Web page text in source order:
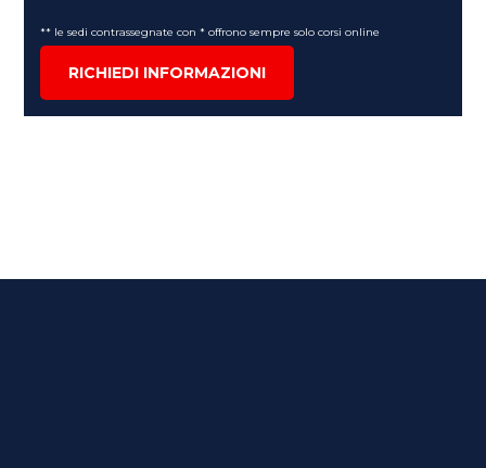
** le sedi contrassegnate con * offrono sempre solo corsi online
RICHIEDI INFORMAZIONI